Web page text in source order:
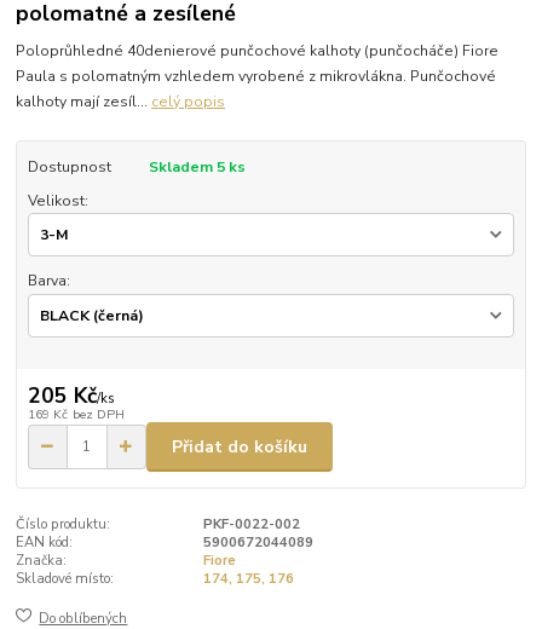
polomatné a zesílené
Poloprůhledné 40denierové punčochové kalhoty (punčocháče) Fiore
Paula s polomatným vzhledem vyrobené z mikrovlákna. Punčochové
kalhoty mají zesíl... celý popis
Dostupnost
Skladem 5 ks
Velikost:
Barva:
205 Kč/ks
169 Kč bez DPH
Přidat do košíku
Číslo produktu:
PKF-0022-002
EAN kód:
5900672044089
Značka:
Fiore
Skladové místo:
174, 175, 176
Do oblíbených